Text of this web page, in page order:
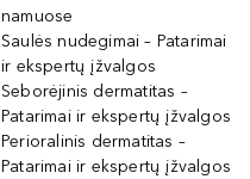
namuose
Saulės nudegimai – Patarimai
ir ekspertų įžvalgos
Seborėjinis dermatitas –
Patarimai ir ekspertų įžvalgos
Perioralinis dermatitas –
Patarimai ir ekspertų įžvalgos